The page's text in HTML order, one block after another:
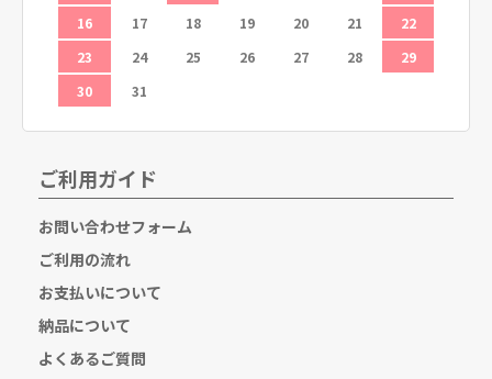
16
17 18 19 20 21
22
23
24 25 26 27 28
29
30
31
ご利用ガイド
お問い合わせフォーム
ご利用の流れ
お支払いについて
納品について
よくあるご質問